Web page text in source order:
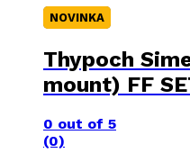
NOVINKA
Thypoch
mount) FF
0 out of 5
(0)